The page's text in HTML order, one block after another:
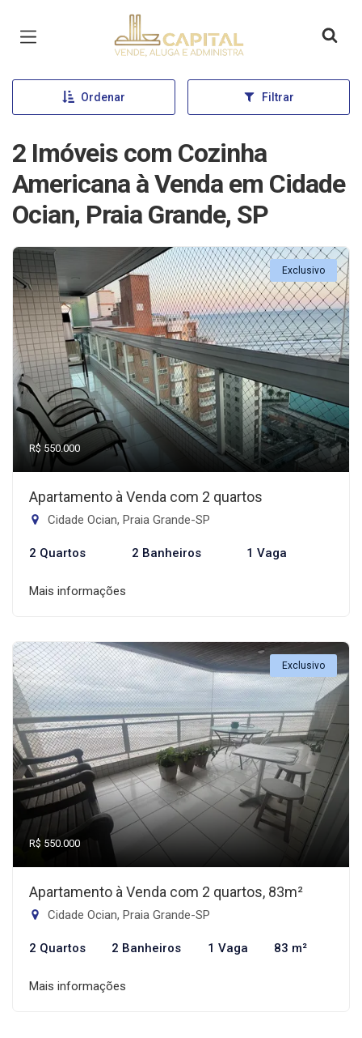
Página inicial
Ordenar Filtrar
2 Imóveis com Cozinha
Americana à Venda em Cidade
Ocian, Praia Grande, SP
Exclusivo
R$ 550.000
Apartamento à Venda com 2 quartos
Cidade Ocian, Praia Grande-SP
2 Quartos 2 Banheiros 1 Vaga
Mais informações
Exclusivo
R$ 550.000
Apartamento à Venda com 2 quartos, 83m²
Cidade Ocian, Praia Grande-SP
2 Quartos 2 Banheiros 1 Vaga 83 m²
Mais informações